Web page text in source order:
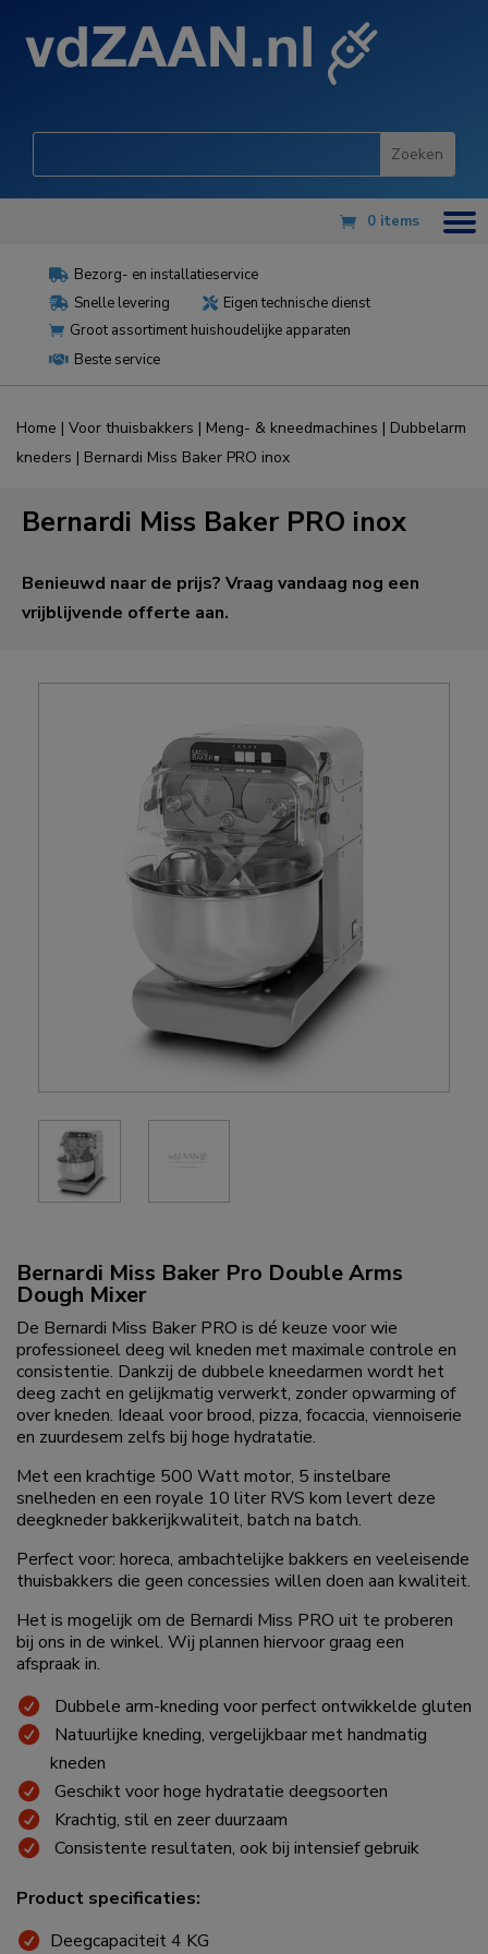
0 items
 Bezorg- en installatieservice
 Snelle levering  Eigen technische dienst
 Groot assortiment huishoudelijke apparaten
 Beste service
Home | Voor thuisbakkers | Meng- & kneedmachines | Dubbelarm
kneders | Bernardi Miss Baker PRO inox
Bernardi Miss Baker Pro Double Arms
Dough Mixer
De Bernardi Miss Baker PRO is dé keuze voor wie
professioneel deeg wil kneden met maximale controle en
consistentie. Dankzij de dubbele kneedarmen wordt het
deeg zacht en gelijkmatig verwerkt, zonder opwarming of
over kneden. Ideaal voor brood, pizza, focaccia, viennoiserie
en zuurdesem zelfs bij hoge hydratatie.
Met een krachtige 500 Watt motor, 5 instelbare
snelheden en een royale 10 liter RVS kom levert deze
deegkneder bakkerijkwaliteit, batch na batch.
Perfect voor: horeca, ambachtelijke bakkers en veeleisende
thuisbakkers die geen concessies willen doen aan kwaliteit.
Het is mogelijk om de Bernardi Miss PRO uit te proberen
bij ons in de winkel. Wij plannen hiervoor graag een
afspraak in.
Dubbele arm-kneding voor perfect ontwikkelde gluten
Natuurlijke kneding, vergelijkbaar met handmatig
kneden
Geschikt voor hoge hydratatie deegsoorten
Krachtig, stil en zeer duurzaam
Consistente resultaten, ook bij intensief gebruik
Product specificaties:
Deegcapaciteit 4 KG
Bernardi Miss Baker PRO inox
Benieuwd naar de prijs? Vraag vandaag nog een
vrijblijvende offerte aan.